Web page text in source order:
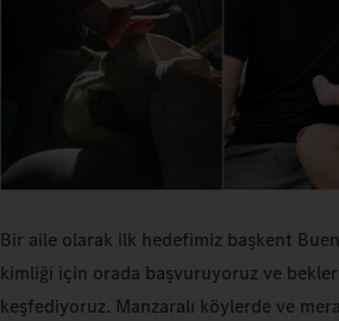
Bir aile olarak ilk hedefimiz başkent
kimliği için orada başvuruyoruz ve
keşfediyoruz. Manzaralı köylerde ve